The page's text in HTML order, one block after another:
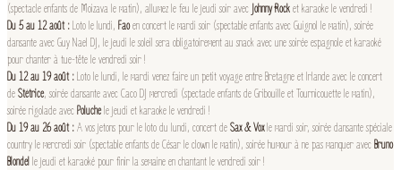
(spectacle enfants de Moizava le matin), allumez le feu le jeudi soir avec Johnny Rocket karaoke le vendredi !
Du 5 au 12 août :Loto le lundi, Faoen concert le mardi soir (spectable enfants avec Guignol le matin), soirée
dansante avec Guy Nael DJ, le jeudi le soleil sera obligatoirement au snack avec une soirée espagnole et karaoké
pour chanter à tue-tête le vendredi soir !
Du 12 au 19 août :Loto le lundi, le mardi venez faire un petit voyage entre Bretagne et Irlande avec le concert
deStétrice, soirée dansante avec Caco DJ mercredi (spectacle enfants de Gribouille et Tournicouette le matin),
soirée rigolade avec Poluchele jeudi et karaoke le vendredi !
Du 19 au 26 août :A vos jetons pour le loto du lundi, concert deSax & Vox le mardi soir, soirée dansante spéciale
country le mercredi soir (spectable enfants de César le clown le matin), soirée humour à ne pas manquer avec Bruno
Blondel le jeudi et karaoké pour finir la semaine en chantant le vendredi soir !